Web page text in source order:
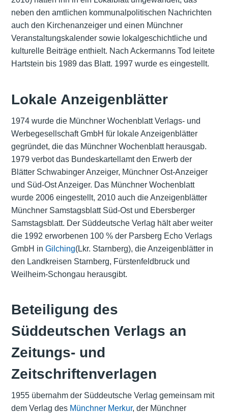
neben den amtlichen kommunalpolitischen Nachrichten
auch den Kirchenanzeiger und einen Münchner
Veranstaltungskalender sowie lokalgeschichtliche und
kulturelle Beiträge enthielt. Nach Ackermanns Tod leitete
Hartstein bis 1989 das Blatt. 1997 wurde es eingestellt.
Lokale Anzeigenblätter
1974 wurde die Münchner Wochenblatt Verlags- und
Werbegesellschaft GmbH für lokale Anzeigenblätter
gegründet, die das Münchner Wochenblatt herausgab.
1979 verbot das Bundeskartellamt den Erwerb der
Blätter Schwabinger Anzeiger, Münchner Ost-Anzeiger
und Süd-Ost Anzeiger. Das Münchner Wochenblatt
wurde 2006 eingestellt, 2010 auch die Anzeigenblätter
Münchner Samstagsblatt Süd-Ost und Ebersberger
Samstagsblatt. Der Süddeutsche Verlag hält aber weiter
die 1992 erworbenen 100 % der Parsberg Echo Verlags
GmbH in Gilching(Lkr. Starnberg), die Anzeigenblätter in
den Landkreisen Starnberg, Fürstenfeldbruck und
Weilheim-Schongau herausgibt.
Beteiligung des
Süddeutschen Verlags an
Zeitungs- und
Zeitschriftenverlagen
1955 übernahm der Süddeutsche Verlag gemeinsam mit
dem Verlag des Münchner Merkur, der Münchner